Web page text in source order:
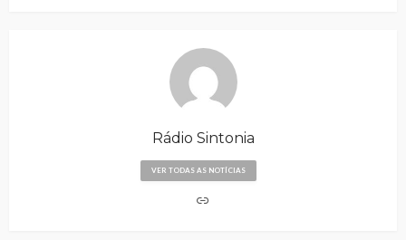
Rádio Sintonia
VER TODAS AS NOTÍCIAS